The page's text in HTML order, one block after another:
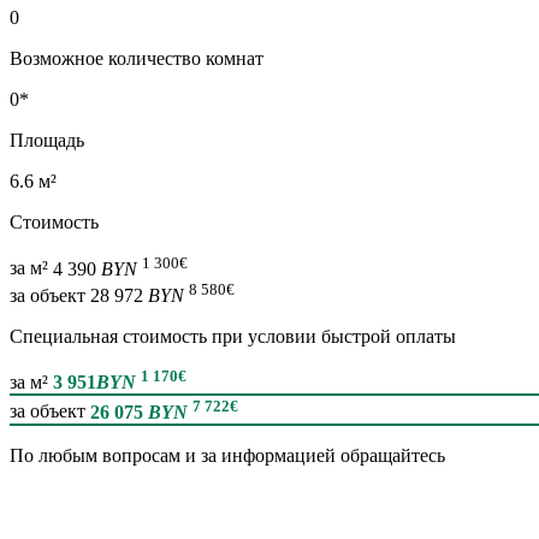
0
Возможное количество комнат
0*
Площадь
6.6 м²
Стоимость
за м² 4 390 BYN 1 300€
за объект 28 972 BYN 8 580€
Специальная cтоимость при условии быстрой оплаты
за м² 3 951BYN 1 170€
за объект 26 075 BYN 7 722€
По любым вопросам и за информацией обращайтесь